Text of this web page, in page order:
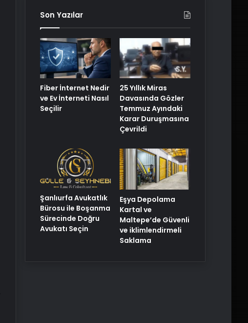
Son Yazılar
Fiber İnternet Nedir
ve Ev İnterneti Nasıl
Seçilir
25 Yıllık Miras
Davasında Gözler
Temmuz Ayındaki
Karar Duruşmasına
Çevrildi
Şanlıurfa Avukatlık
Bürosu ile Boşanma
Sürecinde Doğru
Avukatı Seçin
Eşya Depolama
Kartal ve
Maltepe’de Güvenli
ve iklimlendirmeli
Saklama